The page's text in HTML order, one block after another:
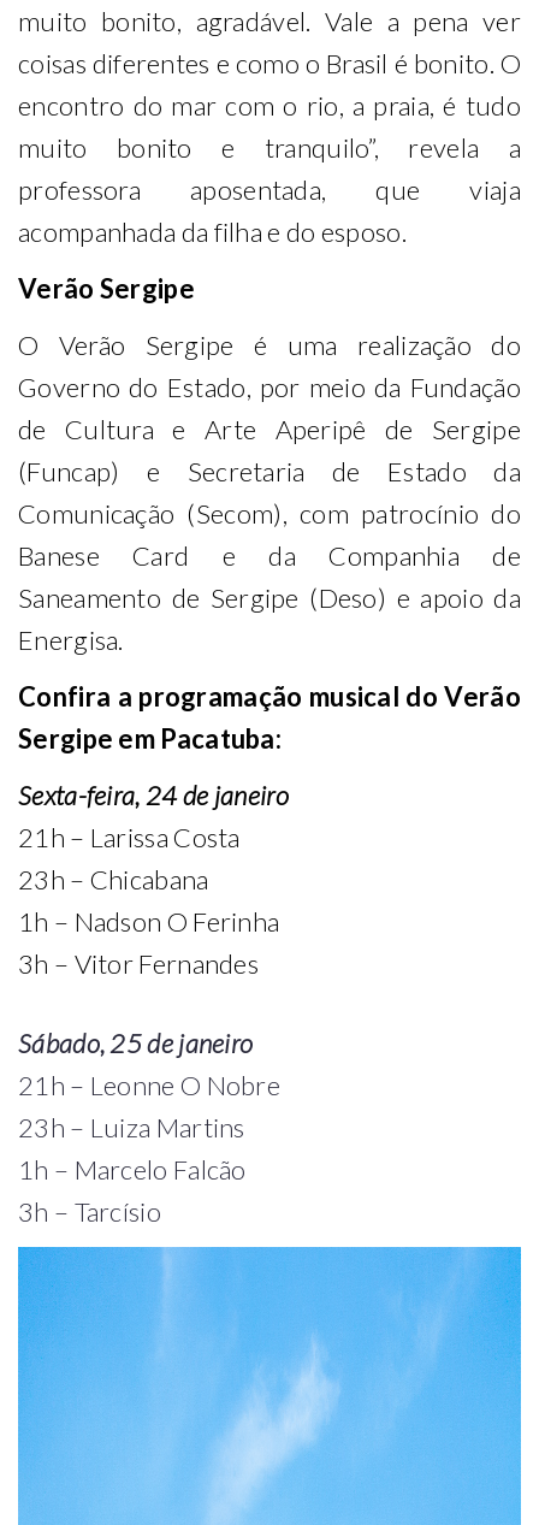
muito bonito, agradável. Vale a pena ver
coisas diferentes e como o Brasil é bonito. O
encontro do mar com o rio, a praia, é tudo
muito bonito e tranquilo”, revela a
professora aposentada, que viaja
acompanhada da filha e do esposo.
Verão Sergipe
O Verão Sergipe é uma realização do
Governo do Estado, por meio da Fundação
de Cultura e Arte Aperipê de Sergipe
(Funcap) e Secretaria de Estado da
Comunicação (Secom), com patrocínio do
Banese Card e da Companhia de
Saneamento de Sergipe (Deso) e apoio da
Energisa.
Confira a programação musical do Verão
Sergipe em Pacatuba:
Sexta-feira, 24 de janeiro
21h – Larissa Costa
23h – Chicabana
1h – Nadson O Ferinha
3h – Vitor Fernandes
Sábado, 25 de janeiro
21h – Leonne O Nobre
23h – Luiza Martins
1h – Marcelo Falcão
3h – Tarcísio